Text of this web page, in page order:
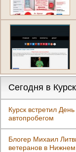
Сегодня в
Курск встретил
автопробегом
Блогер Михаил
ветеранов в